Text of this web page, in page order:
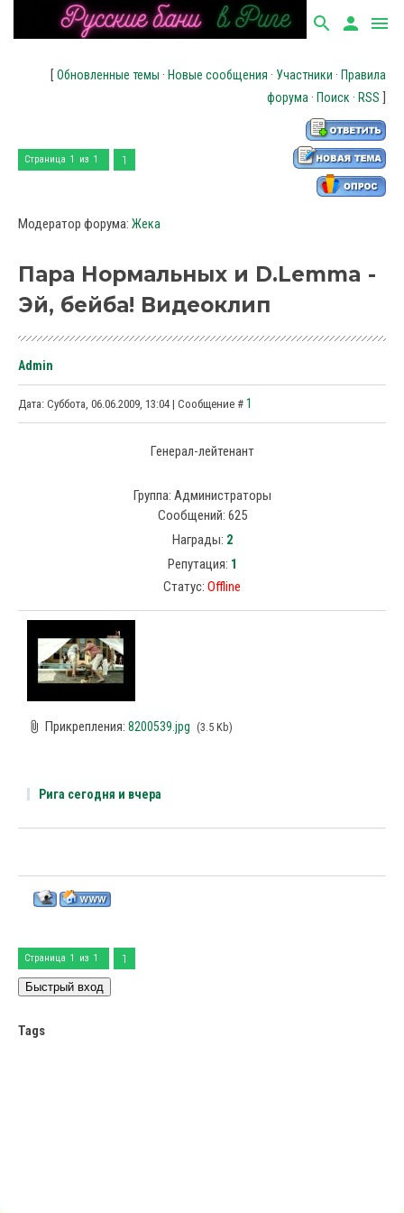
search person menu
[ Обновленные темы · Новые сообщения · Участники · Правила
форума · Поиск · RSS
Страница 1 из 1 1
Модератор форума: Жека
Пара Нормальных и D.Lemma -
Эй, бейба! Видеоклип
Admin
Дата: Суббота, 06.06.2009, 13:04 | Сообщение # 1
Генерал-лейтенант
Группа: Администраторы
Сообщений: 625
Награды: 2
Репутация: 1
Статус: Offline
Прикрепления: 8200539.jpg (3.5 Kb)
Рига сегодня и вчера
Страница 1 из 1 1
Tags